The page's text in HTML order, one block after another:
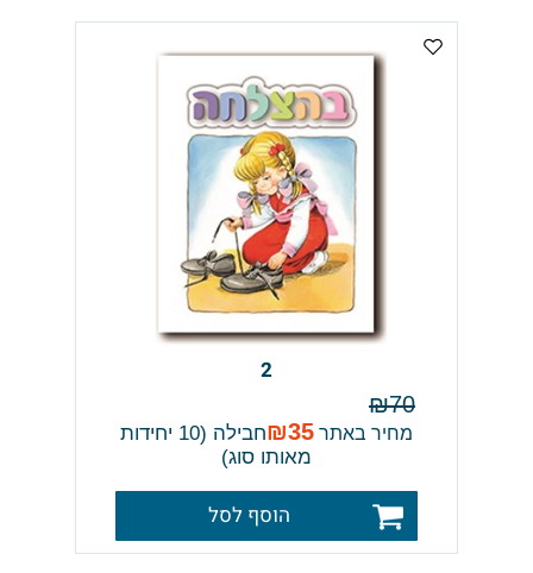
2
₪70
מחיר באתר ₪35
חבילה (10 יחידות
מאותו סוג)
הוסף לסל